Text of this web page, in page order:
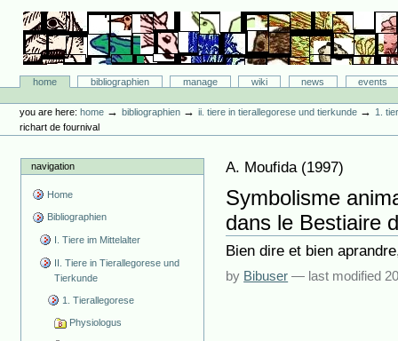
content.
navigation
Bibliographie-Portal
Sectionshome bibliographien manage wiki news
events
tools
you are here: home →bibliographien →ii. tiere in tierallegorese und tierkunde →1.
richart de fournival
navigation
Home
Bibliographien
I. Tiere im Mittelalter
II. Tiere in Tierallegorese und
Tierkunde
1. Tierallegorese
Physiologus
A. Moufida (1997)
Symbolisme
dans le Bestiaire
Bien dire et bien
by Bibuser — last modified